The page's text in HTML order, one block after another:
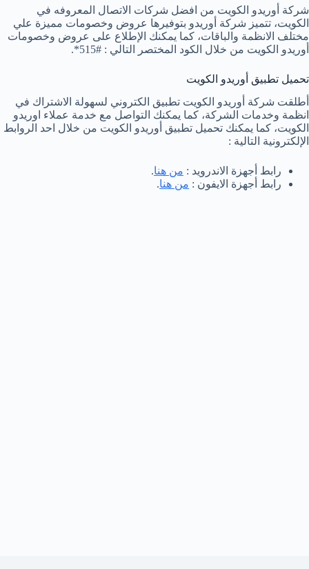
شركة أوريدو الكويت من افضل شركات الاتصال المعروفه في
الكويت، تتميز شركة أوريدو بتوفيرها عروض وخصومات مميزة علي
مختلف الانظمة والباقات، كما يمكنك الإطلاع على عروض وخصومات
أوريدو الكويت من خلال الكود المختصر التالي : #515*.
تحميل تطبيق أوريدو الكويت
أطلقت شركة أوريدو الكويت تطبيق الكتروني لسهولة الاشتراك في
انظمة وخدمات الشركة، كما يمكنك التواصل مع خدمة عملاء اوريدو
الكويت، كما يمكنك تحميل تطبيق أوريدو الكويت من خلال احد الروابط
الإلكترونية التالية :
رابط أجهزة الاندرويد : من هنا.
رابط أجهزة الايفون : من هنا.